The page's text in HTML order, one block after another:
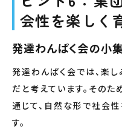
会性を楽しく
発達わんぱく会の小
発達わんぱく会では、楽
だと考えています。そのた
通じて、自然な形で社会
す。